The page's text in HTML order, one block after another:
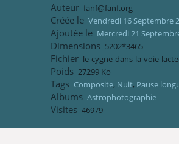
Auteur fanf@fanf.org
Créée le Vendredi 16 Septembre
Ajoutée le Mercredi 21
Dimensions 5202*3465
Fichier le-cygne-dans-la-voie-
Poids 27299 Ko
Tags Composite, Nuit, Pause
Albums Astrophotographie
Visites 46979